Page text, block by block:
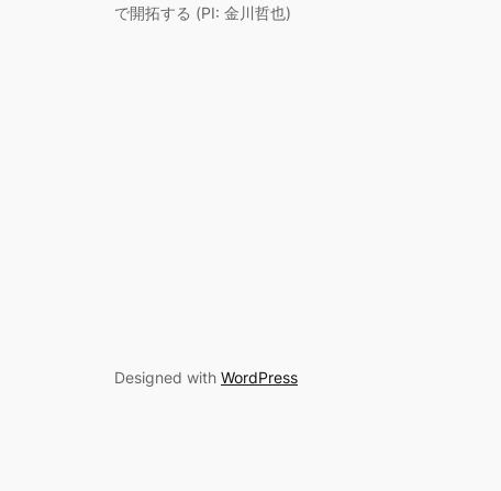
で開拓する (PI: 金川哲也)
Designed with WordPress